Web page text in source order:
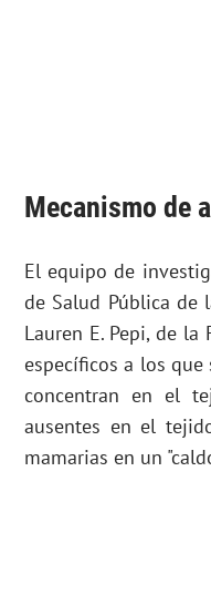
Mecanismo de
El equipo de
de Salud Pública de
Lauren E. Pepi, de
específicos a los
concentran en el
ausentes en el
mamarias en un